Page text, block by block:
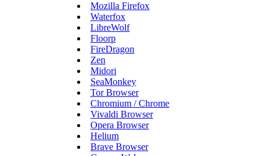
Mozilla Firefox
Waterfox
LibreWolf
Floorp
FireDragon
Zen
Midori
SeaMonkey
Tor Browser
Chromium / Chrome
Vivaldi Browser
Opera Browser
Helium
Brave Browser